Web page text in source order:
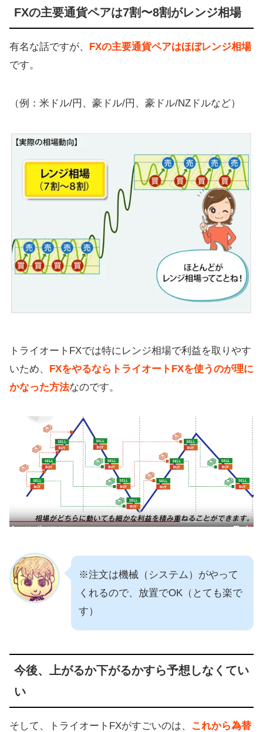
FXの主要通貨ペアは7割〜8割がレンジ相場
有名な話ですが、 FXの主要通貨ペアはほぼレンジ相場
です。
（例：米ドル/円、豪ドル/円、豪ドル/NZドルなど）
トライオートFXでは特にレンジ相場で利益を取りやす
いため、 FXをやるならトライオートFXを使うのが理に
かなった方法なのです。
※注文は機械（システム）がやって
くれるので、放置でOK（とても楽で
す）
今後、上がるか下がるかすら予想しなくてい
い
そして、トライオートFXがすごいのは、
これから為替